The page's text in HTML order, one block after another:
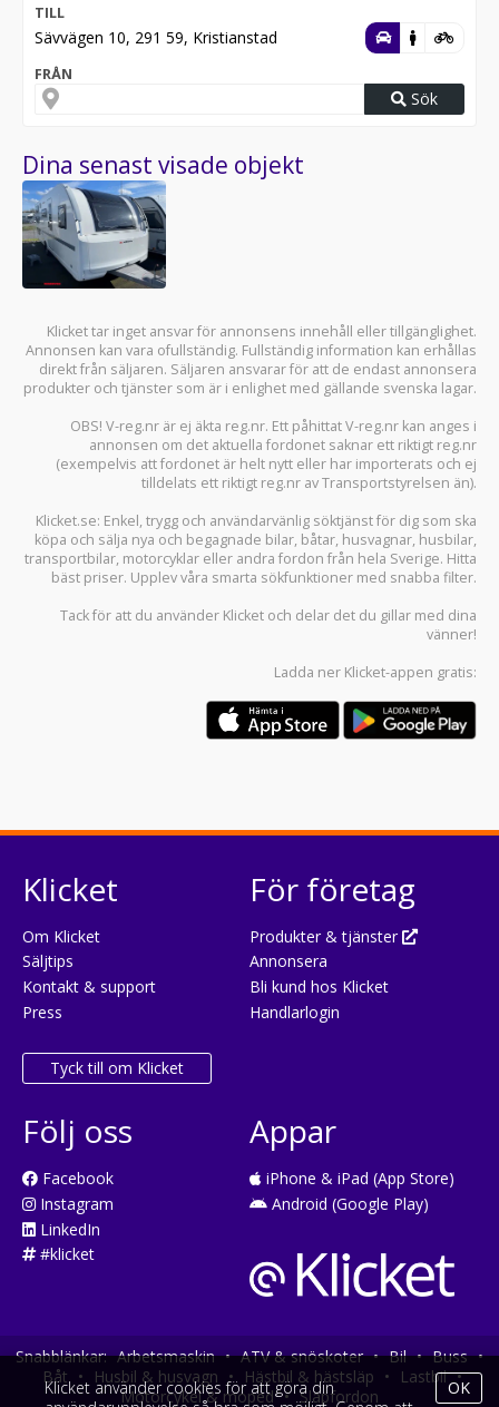
TILL
Sävvägen 10, 291 59, Kristianstad
FRÅN
Sök
Dina senast visade objekt
Klicket tar inget ansvar för annonsens innehåll eller tillgänglighet.
Annonsen kan vara ofullständig. Fullständig information kan erhållas
direkt från säljaren. Säljaren ansvarar för att de endast annonsera
produkter och tjänster som är i enlighet med gällande svenska lagar.
OBS! V-reg.nr är ej äkta reg.nr. Ett påhittat V-reg.nr kan anges i
annonsen om det aktuella fordonet saknar ett riktigt reg.nr
(exempelvis att fordonet är helt nytt eller har importerats och ej
tilldelats ett riktigt reg.nr av Transportstyrelsen än).
Klicket.se: Enkel, trygg och användarvänlig söktjänst för dig som ska
köpa och sälja nya och begagnade bilar, båtar, husvagnar, husbilar,
transportbilar, motorcyklar eller andra fordon från hela Sverige. Hitta
bäst priser. Upplev våra smarta sökfunktioner med snabba filter.
Tack för att du använder Klicket och delar det du gillar med dina
vänner!
Ladda ner Klicket-appen gratis:
Klicket
Om Klicket
Säljtips
Kontakt & support
Press
Tyck till om Klicket
För företag
Produkter & tjänster
Annonsera
Bli kund hos Klicket
Handlarlogin
Följ oss
Facebook
Instagram
LinkedIn
#klicket
Appar
iPhone & iPad (App Store)
Android (Google Play)
Snabblänkar: Arbetsmaskin • ATV & snöskoter • Bil • Buss •
Båt • Husbil & husvagn • Hästbil & hästsläp • Lastbil •
Motorcykel & moped • Släpfordon
Klicket använder cookies för att göra din
OK